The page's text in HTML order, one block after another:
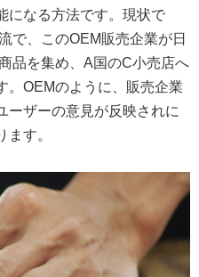
になる方法です。現状で
で、このOEM販売企業が日
品を集め、A国のC小売店へ
。OEMのように、販売企業
ーザーの意見が反映されに
ます。